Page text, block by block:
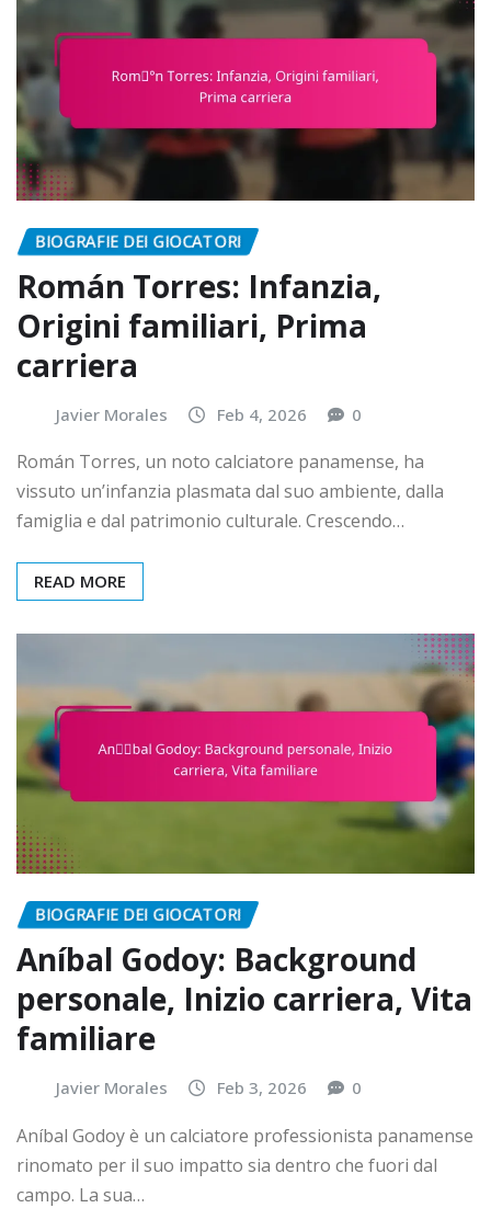
BIOGRAFIE DEI GIOCATORI
Román Torres: Infanzia,
Origini familiari, Prima
carriera
Javier Morales Feb 4, 2026 0
Román Torres, un noto calciatore panamense, ha
vissuto un’infanzia plasmata dal suo ambiente, dalla
famiglia e dal patrimonio culturale. Crescendo…
READ MORE
BIOGRAFIE DEI GIOCATORI
Aníbal Godoy: Background
personale, Inizio carriera, Vita
familiare
Javier Morales Feb 3, 2026 0
Aníbal Godoy è un calciatore professionista panamense
rinomato per il suo impatto sia dentro che fuori dal
campo. La sua…